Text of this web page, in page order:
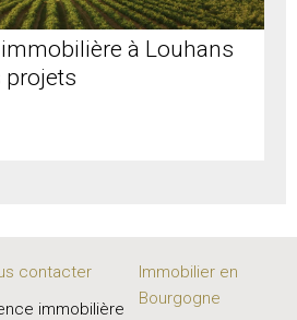
à Louhans
projets
contacter
immobilière
Immobilier en
Bourgogne